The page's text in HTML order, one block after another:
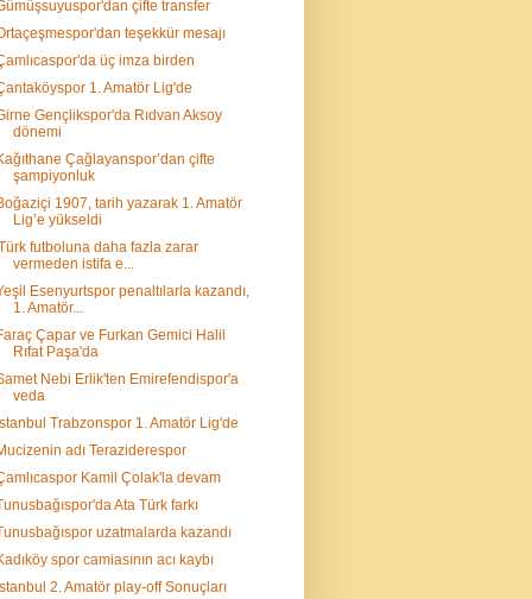
çifte transfer
teşekkür mesajı
üç imza birden
1. Amatör Lig'de
Gençlikspor'da Rıdvan Aksoy
dönemi
Çağlayanspor’dan çifte
şampiyonluk
1907, tarih yazarak 1. Amatör
Lig’e yükseldi
futboluna daha fazla zarar
vermeden istifa e...
Esenyurtspor penaltılarla kazandı,
1. Amatör...
Çapar ve Furkan Gemici Halil
Rıfat Paşa'da
Nebi Erlik'ten Emirefendispor'a
veda
Trabzonspor 1. Amatör Lig'de
adı Teraziderespor
Kamil Çolak'la devam
Ata Türk farkı
uzatmalarda kazandı
spor camiasının acı kaybı
2. Amatör play-off Sonuçları